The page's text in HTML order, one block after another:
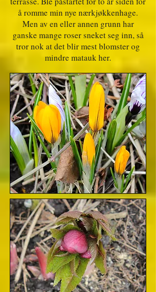
å romme min nye nærkjøkkenhage.
Men av en eller annen grunn har
ganske mange roser sneket seg inn, så
tror nok at det blir mest blomster og
mindre matauk her.